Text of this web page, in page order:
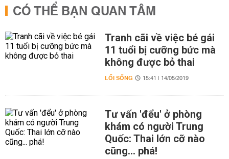
CÓ THỂ BẠN QUAN TÂM
Tranh cãi về việc bé gái
11 tuổi bị cưỡng bức mà
không được bỏ thai
LỐI SỐNG 15:41 | 14/05/2019
Tư vấn 'đểu' ở phòng
khám có người Trung
Quốc: Thai lớn cỡ nào
cũng... phá!